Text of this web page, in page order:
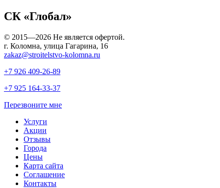
СК «Глобал»
© 2015—2026 Не является офертой.
г. Коломна, улица Гагарина, 16
zakaz@stroitelstvo-kolomna.ru
+7 926 409-26-89
+7 925 164-33-37
Перезвоните мне
Услуги
Акции
Отзывы
Города
Цены
Карта сайта
Соглашение
Контакты